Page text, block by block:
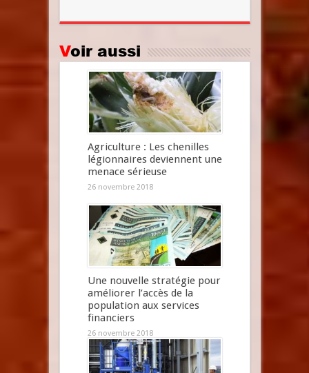
Voir aussi
Agriculture : Les chenilles
légionnaires deviennent une
menace sérieuse
26 novembre 2018
Une nouvelle stratégie pour
améliorer l’accès de la
population aux services
financiers
26 novembre 2018